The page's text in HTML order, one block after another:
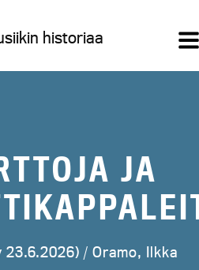
historiaa
JA
/ Oramo, Ilkka